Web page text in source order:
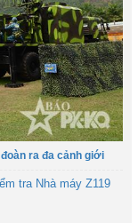
ra đa cảnh giới
tra Nhà máy Z119